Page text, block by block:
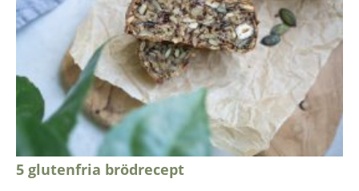
5 glutenfria brödrecept